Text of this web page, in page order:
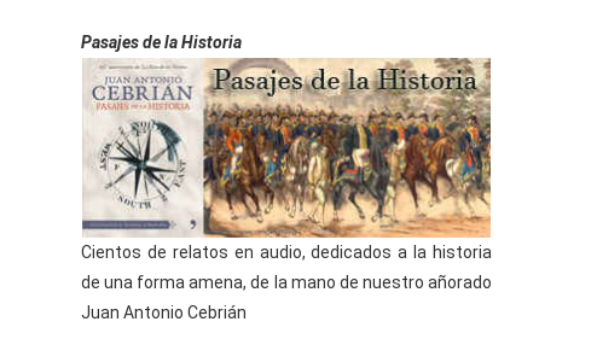
Pasajes de la Historia
Cientos de relatos en audio, dedicados a la historia
de una forma amena, de la mano de nuestro añorado
Juan Antonio Cebrián